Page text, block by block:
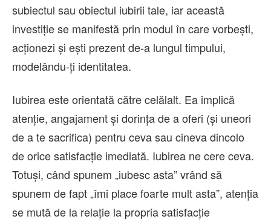
subiectul sau obiectul iubirii tale, iar această
investiție se manifestă prin modul în care vorbești,
acționezi și ești prezent de-a lungul timpului,
modelându-ți identitatea.
Iubirea este orientată către celălalt. Ea implică
atenție, angajament și dorința de a oferi (și uneori
de a te sacrifica) pentru ceva sau cineva dincolo
de orice satisfacție imediată. Iubirea ne cere ceva.
Totuși, când spunem „iubesc asta” vrând să
spunem de fapt „îmi place foarte mult asta”, atenția
se mută de la relație la propria satisfacție